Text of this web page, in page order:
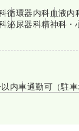
循環器内科血液内
泌尿器科精神科・
内車通勤可（駐車